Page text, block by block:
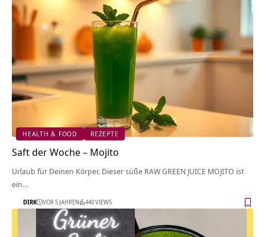
HEALTH & FOOD REZEPTE
Saft der Woche – Mojito
Urlaub für Deinen Körper. Dieser süße RAW GREEN JUICE MOJITO ist
ein…
DIRK VOR 5 JAHREN 440 VIEWS